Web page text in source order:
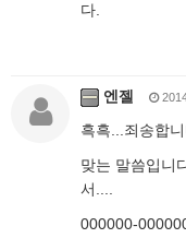
다.
엔젤
흑흑...죄송합니
맞는 말씀입니
서....
000000-